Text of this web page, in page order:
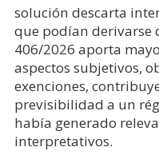
solución descarta
que podían derivarse
406/2026 aporta
aspectos subjetivos,
exenciones,
previsibilidad a un
había generado
interpretativos.